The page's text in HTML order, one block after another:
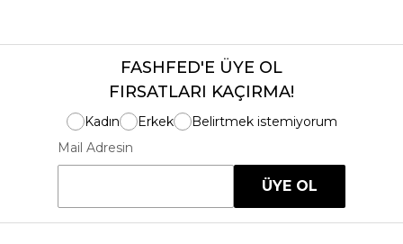
FASHFED'E ÜYE OL
FIRSATLARI KAÇIRMA!
Kadın Erkek
Belirtmek istemiyorum
Mail Adresin
ÜYE OL